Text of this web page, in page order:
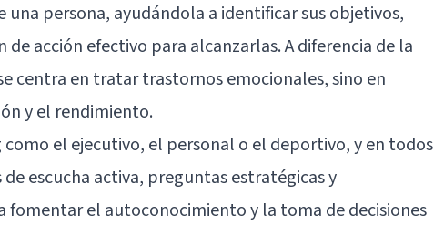
persona, ayudándola a identificar sus objetivos,
acción efectivo para alcanzarlas. A diferencia de la
centra en tratar trastornos emocionales, sino en
y el rendimiento.
el ejecutivo, el personal o el deportivo, y en todos
escucha activa, preguntas estratégicas y
el autoconocimiento y la toma de decisiones